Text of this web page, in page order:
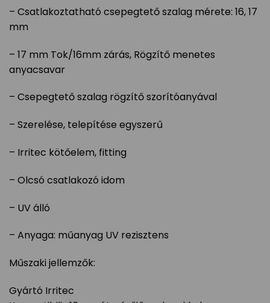
– Csatlakoztatható csepegtető szalag mérete: 16, 17
mm
– 17 mm Tok/16mm zárás, Rögzítő menetes
anyacsavar
– Csepegtető szalag rögzítő szorítóanyával
– Szerelése, telepítése egyszerű
– Irritec kötőelem, fitting
– Olcsó csatlakozó idom
– UV álló
– Anyaga: műanyag UV rezisztens
Műszaki jellemzők:
Gyártó Irritec